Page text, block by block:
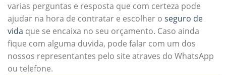
varias perguntas e resposta que com certeza pode
ajudar na hora de contratar e escolher o seguro de
vida que se encaixa no seu orçamento. Caso ainda
fique com alguma duvida, pode falar com um dos
nossos representantes pelo site atraves do WhatsApp
ou telefone.